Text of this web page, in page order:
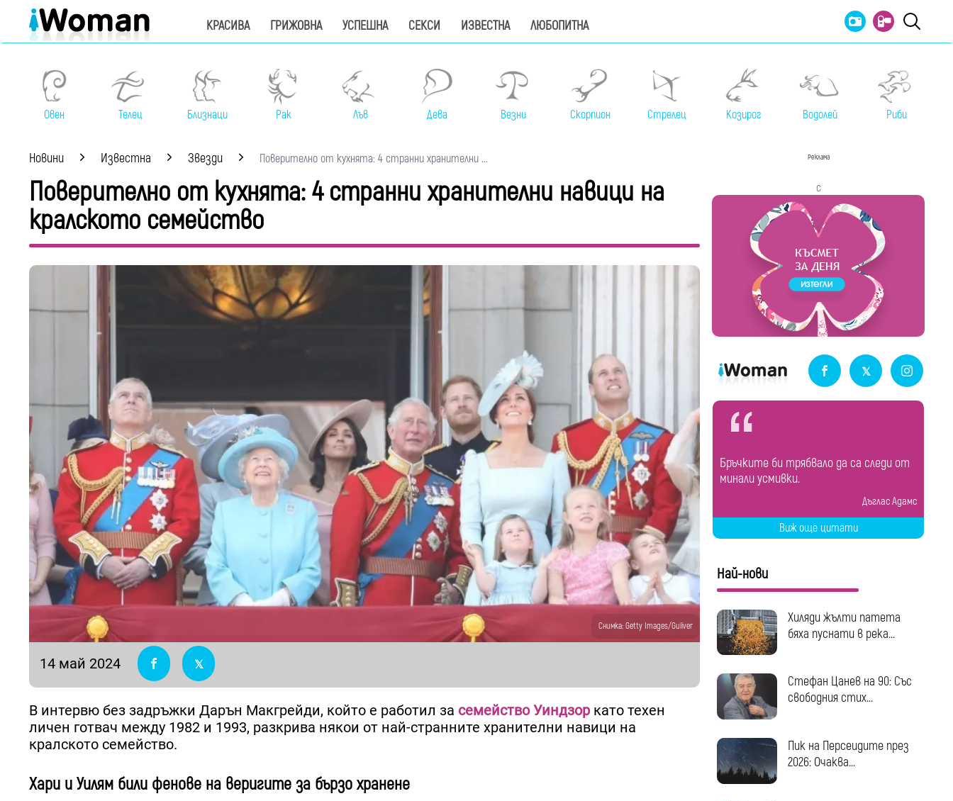
КРАСИВА ГРИЖОВНА УСПЕШНА СЕКСИ ИЗВЕСТНА ЛЮБОПИТНА
Овен Телец Близнаци Рак Лъв Дева Везни Скорпион Стрелец Козирог Водолей Риби
Новини Известна Звезди Поверително от кухнята: 4 странни хранителни ...
Поверително от кухнята: 4 странни хранителни навици на
кралското семейство
Снимка: Getty Images/Guliver
14 май 2024
В интервю без задръжки Дарън Макгрейди, който е работил за семейство Уиндзор като техен
личен готвач между 1982 и 1993, разкрива някои от най-странните хранителни навици на
кралското семейство.
Хари и Уилям били фенове на веригите за бързо хранене
Реклама
с
Бръчките би трябвало да са следи от
минали усмивки.
Дъглас Адамс
Виж още цитати
Най-нови
Хиляди жълти патета
бяха пуснати в река...
Стефан Цанев на 90: Със
свободния стих...
Пик на Персеидите през
2026: Очаква...